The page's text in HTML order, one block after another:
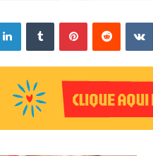
Linkedin